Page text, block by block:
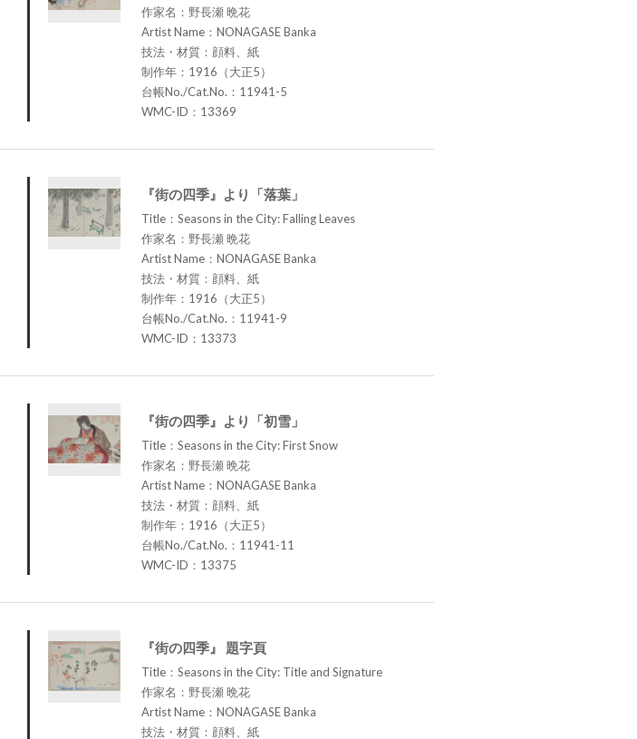
作家名：野長瀬 晩花
Artist Name：NONAGASE Banka
技法・材質：顔料、紙
制作年：1916（大正5）
台帳No./Cat.No.：11941-5
WMC-ID：13369
『街の四季』より「落葉」
Title：Seasons in the City: Falling Leaves
作家名：野長瀬 晩花
Artist Name：NONAGASE Banka
技法・材質：顔料、紙
制作年：1916（大正5）
台帳No./Cat.No.：11941-9
WMC-ID：13373
『街の四季』より「初雪」
Title：Seasons in the City: First Snow
作家名：野長瀬 晩花
Artist Name：NONAGASE Banka
技法・材質：顔料、紙
制作年：1916（大正5）
台帳No./Cat.No.：11941-11
WMC-ID：13375
『街の四季』 題字頁
Title：Seasons in the City: Title and Signature
作家名：野長瀬 晩花
Artist Name：NONAGASE Banka
技法・材質：顔料、紙